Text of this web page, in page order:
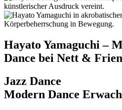
Hayato Yamaguchi –
Dance bei Nett &
Jazz Dance
Modern Dance